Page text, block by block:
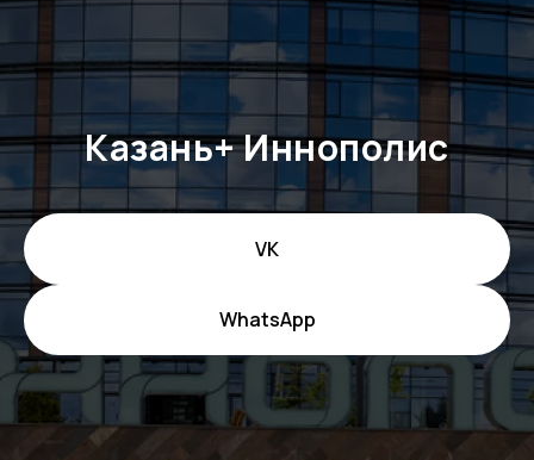
Казань+ Иннополис
VK
WhatsApp